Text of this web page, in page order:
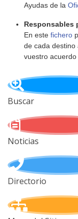
Ayudas de la
Responsables
En este fichero
de cada destino
vuestro acuerdo
Buscar
Noticias
Directorio